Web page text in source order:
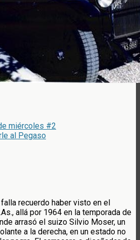
miércoles #2
al Pegaso
recuerdo haber visto en el
allá por 1964 en la temporada de
arrasó el suizo Silvio Moser, un
a la derecha, en un estado no